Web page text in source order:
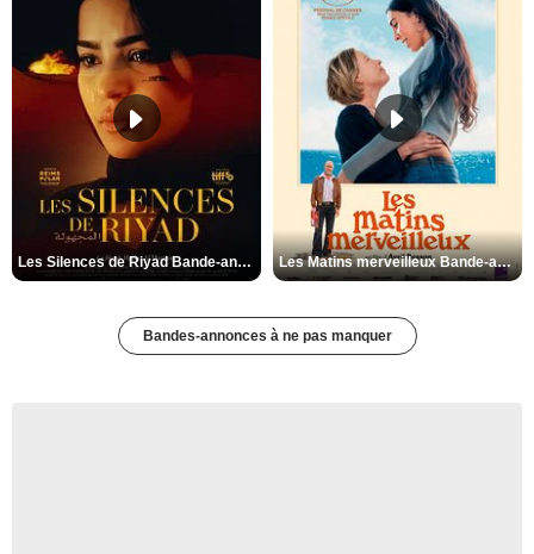
Les Silences de Riyad Bande-annonce VO STFR Les Matins merveilleux Bande-annonce VF
Bandes-annonces à ne pas manquer